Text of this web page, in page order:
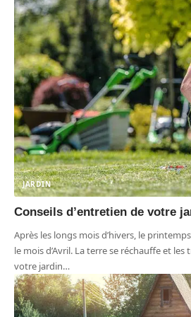
JARDIN
Conseils d’entretien de votre
Après les longs mois d’hivers, le
le mois d’Avril. La terre se réchauffe et les
votre jardin…